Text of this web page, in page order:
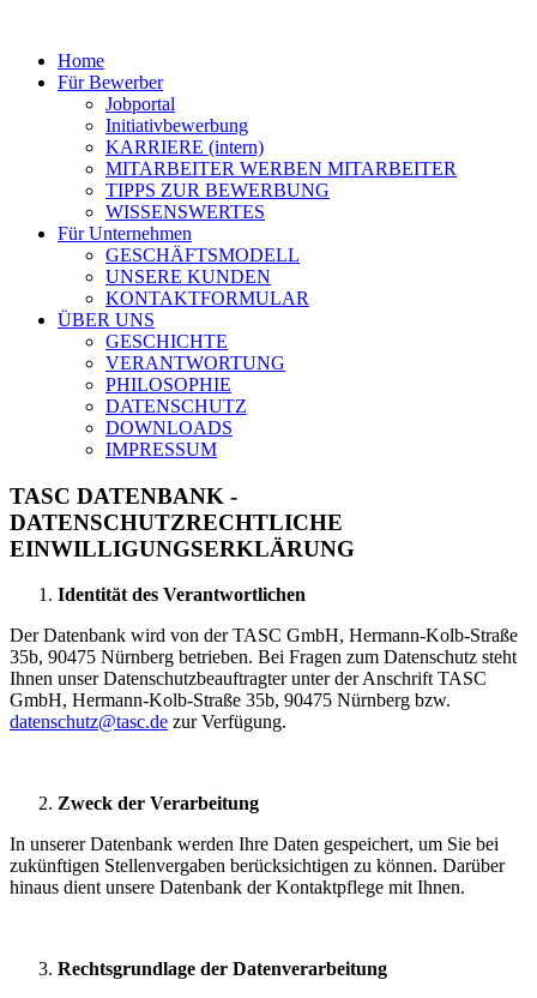
Home
Für Bewerber
Jobportal
Initiativbewerbung
KARRIERE (intern)
MITARBEITER WERBEN MITARBEITER
TIPPS ZUR BEWERBUNG
WISSENSWERTES
Für Unternehmen
GESCHÄFTSMODELL
UNSERE KUNDEN
KONTAKTFORMULAR
ÜBER UNS
GESCHICHTE
VERANTWORTUNG
PHILOSOPHIE
DATENSCHUTZ
DOWNLOADS
IMPRESSUM
TASC DATENBANK -
DATENSCHUTZRECHTLICHE
EINWILLIGUNGSERKLÄRUNG
Identität des Verantwortlichen
Der Datenbank wird von der TASC GmbH, Hermann-Kolb-Straße
35b, 90475 Nürnberg betrieben. Bei Fragen zum Datenschutz steht
Ihnen unser Datenschutzbeauftragter unter der Anschrift TASC
GmbH, Hermann-Kolb-Straße 35b, 90475 Nürnberg bzw.
datenschutz@tasc.de zur Verfügung.
Zweck der Verarbeitung
In unserer Datenbank werden Ihre Daten gespeichert, um Sie bei
zukünftigen Stellenvergaben berücksichtigen zu können. Darüber
hinaus dient unsere Datenbank der Kontaktpflege mit Ihnen.
Rechtsgrundlage der Datenverarbeitung